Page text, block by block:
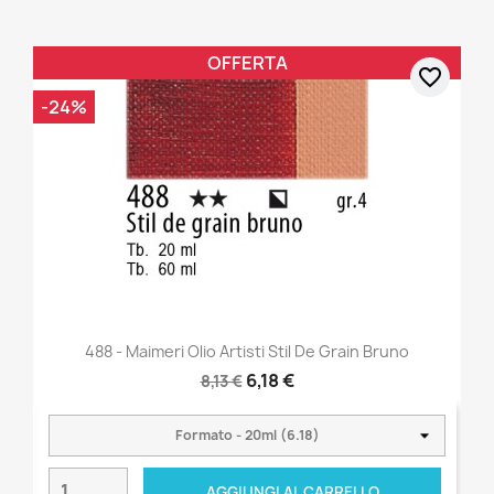
488 - Maimeri Olio Artisti Stil De Grain Bruno
8,13 € 6,18 €
OFFERTA
-24%
favorite_border